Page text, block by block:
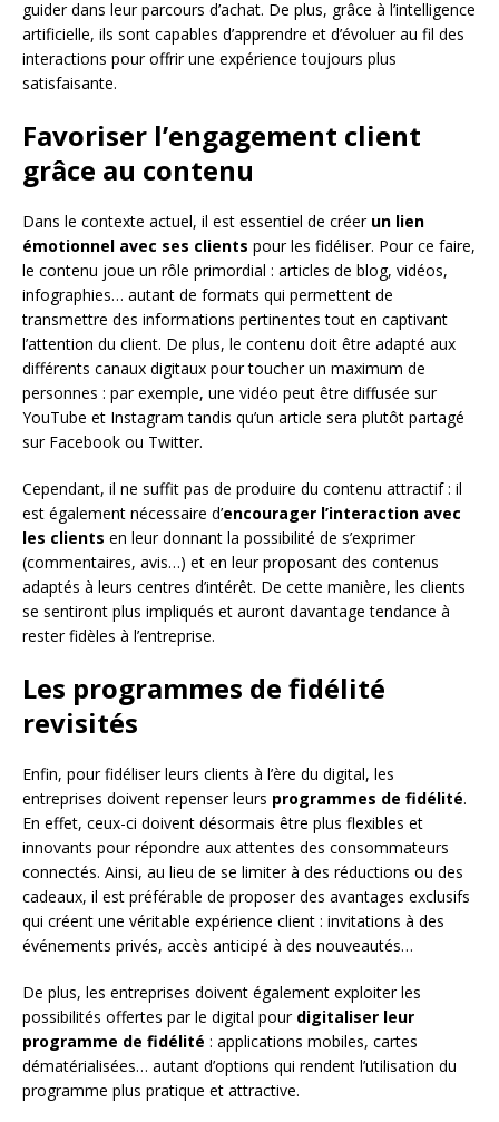
guider dans leur parcours d’achat. De plus, grâce à l’intelligence
artificielle, ils sont capables d’apprendre et d’évoluer au fil des
interactions pour offrir une expérience toujours plus
satisfaisante.
Favoriser l’engagement client
grâce au contenu
Dans le contexte actuel, il est essentiel de créer un lien
émotionnel avec ses clients pour les fidéliser. Pour ce faire,
le contenu joue un rôle primordial : articles de blog, vidéos,
infographies… autant de formats qui permettent de
transmettre des informations pertinentes tout en captivant
l’attention du client. De plus, le contenu doit être adapté aux
différents canaux digitaux pour toucher un maximum de
personnes : par exemple, une vidéo peut être diffusée sur
YouTube et Instagram tandis qu’un article sera plutôt partagé
sur Facebook ou Twitter.
Cependant, il ne suffit pas de produire du contenu attractif : il
est également nécessaire d’encourager l’interaction avec
les clients en leur donnant la possibilité de s’exprimer
(commentaires, avis…) et en leur proposant des contenus
adaptés à leurs centres d’intérêt. De cette manière, les clients
se sentiront plus impliqués et auront davantage tendance à
rester fidèles à l’entreprise.
Les programmes de fidélité
revisités
Enfin, pour fidéliser leurs clients à l’ère du digital, les
entreprises doivent repenser leurs programmes de fidélité.
En effet, ceux-ci doivent désormais être plus flexibles et
innovants pour répondre aux attentes des consommateurs
connectés. Ainsi, au lieu de se limiter à des réductions ou des
cadeaux, il est préférable de proposer des avantages exclusifs
qui créent une véritable expérience client : invitations à des
événements privés, accès anticipé à des nouveautés…
De plus, les entreprises doivent également exploiter les
possibilités offertes par le digital pour digitaliser leur
programme de fidélité : applications mobiles, cartes
dématérialisées… autant d’options qui rendent l’utilisation du
programme plus pratique et attractive.